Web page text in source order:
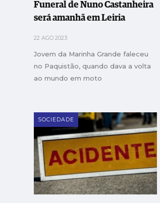
Funeral de Nuno Castanheira
será amanhã em Leiria
22 AGO 2023
Jovem da Marinha Grande faleceu
no Paquistão, quando dava a volta
ao mundo em moto
SOCIEDADE